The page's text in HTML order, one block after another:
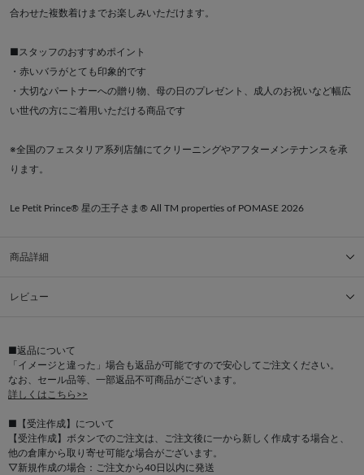
合わせた複数着けまでお楽しみいただけます。
■スタッフのおすすめポイント
・赤いバラがとても印象的です
・大切なパートナーへの贈り物、母の日のプレゼント、成人のお祝いなど幅広
い世代の方にご着用いただける商品です
※全国のフェスタリア系列店舗にてクリーニングやアフターメンテナンスを承
ります。
Le Petit Prince® 星の王子さま® All TM properties of POMASE 2026
商品詳細
レビュー
■返品について
「イメージと違った」場合も返品が可能ですので安心してご注文ください。
なお、セール品等、一部返品不可商品がございます。
詳しくはこちら>>
■【受注作成】について
【受注作成】ボタンでのご注文は、ご注文後に一から新しく作成する場合と、
他の倉庫から取り寄せ可能な場合がございます。
▽新規作成の場合：ご注文から40日以内に発送